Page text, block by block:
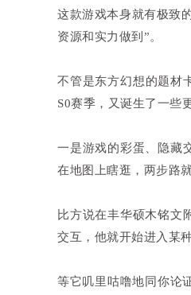
这款游戏本身就有极致
资源和实力做到”。
不管是东方幻想的题材
S0赛季，又诞生了一些
一是游戏的彩蛋、隐藏
在地图上瞎逛，两步路
比方说在丰华硕木铭文
交互，他就开始进入某
等它叽里咕噜地同你论